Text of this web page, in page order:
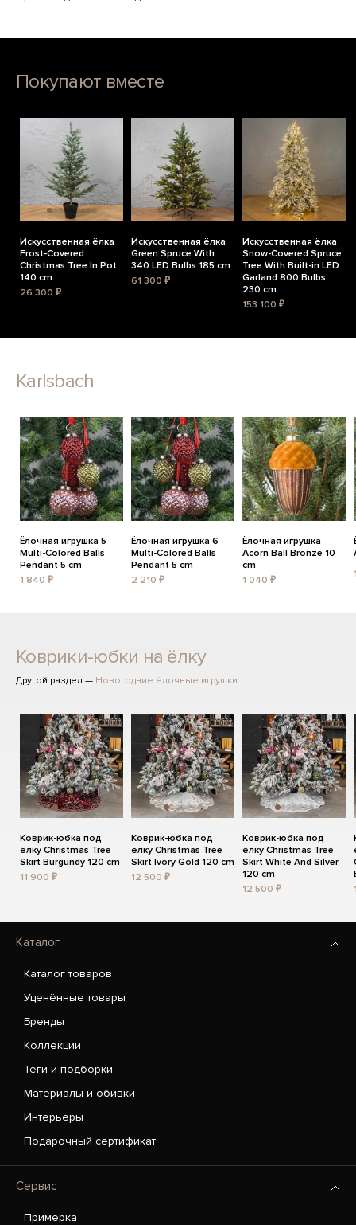
Покупают вместе
Искусственная ёлка
Frost-Covered
Christmas Tree In Pot
140 cm
26 300 ₽
Искусственная ёлка
Green Spruce With
340 LED Bulbs 185 cm
61 300 ₽
Искусственная ёлка
Snow-Covered Spruce
Tree With Built-in LED
Garland 800 Bulbs
230 cm
153 100 ₽
Karlsbach
Ёлочная игрушка 5
Multi-Colored Balls
Pendant 5 cm
1 840 ₽
Ёлочная игрушка 6
Multi-Colored Balls
Pendant 5 cm
2 210 ₽
Ёлочная игрушка
Acorn Ball Bronze 10
cm
1 040 ₽
Коврики-юбки на ёлку
Другой раздел — Новогодние ёлочные игрушки
Коврик-юбка под
ёлку Christmas Tree
Skirt Burgundy 120 cm
11 900 ₽
Коврик-юбка под
ёлку Christmas Tree
Skirt Ivory Gold 120 cm
12 500 ₽
Коврик-юбка под
ёлку Christmas Tree
Skirt White And Silver
120 cm
12 500 ₽
Каталог
Каталог товаров
Уценённые товары
Бренды
Коллекции
Теги и подборки
Материалы и обивки
Интерьеры
Подарочный сертификат
Сервис
Примерка